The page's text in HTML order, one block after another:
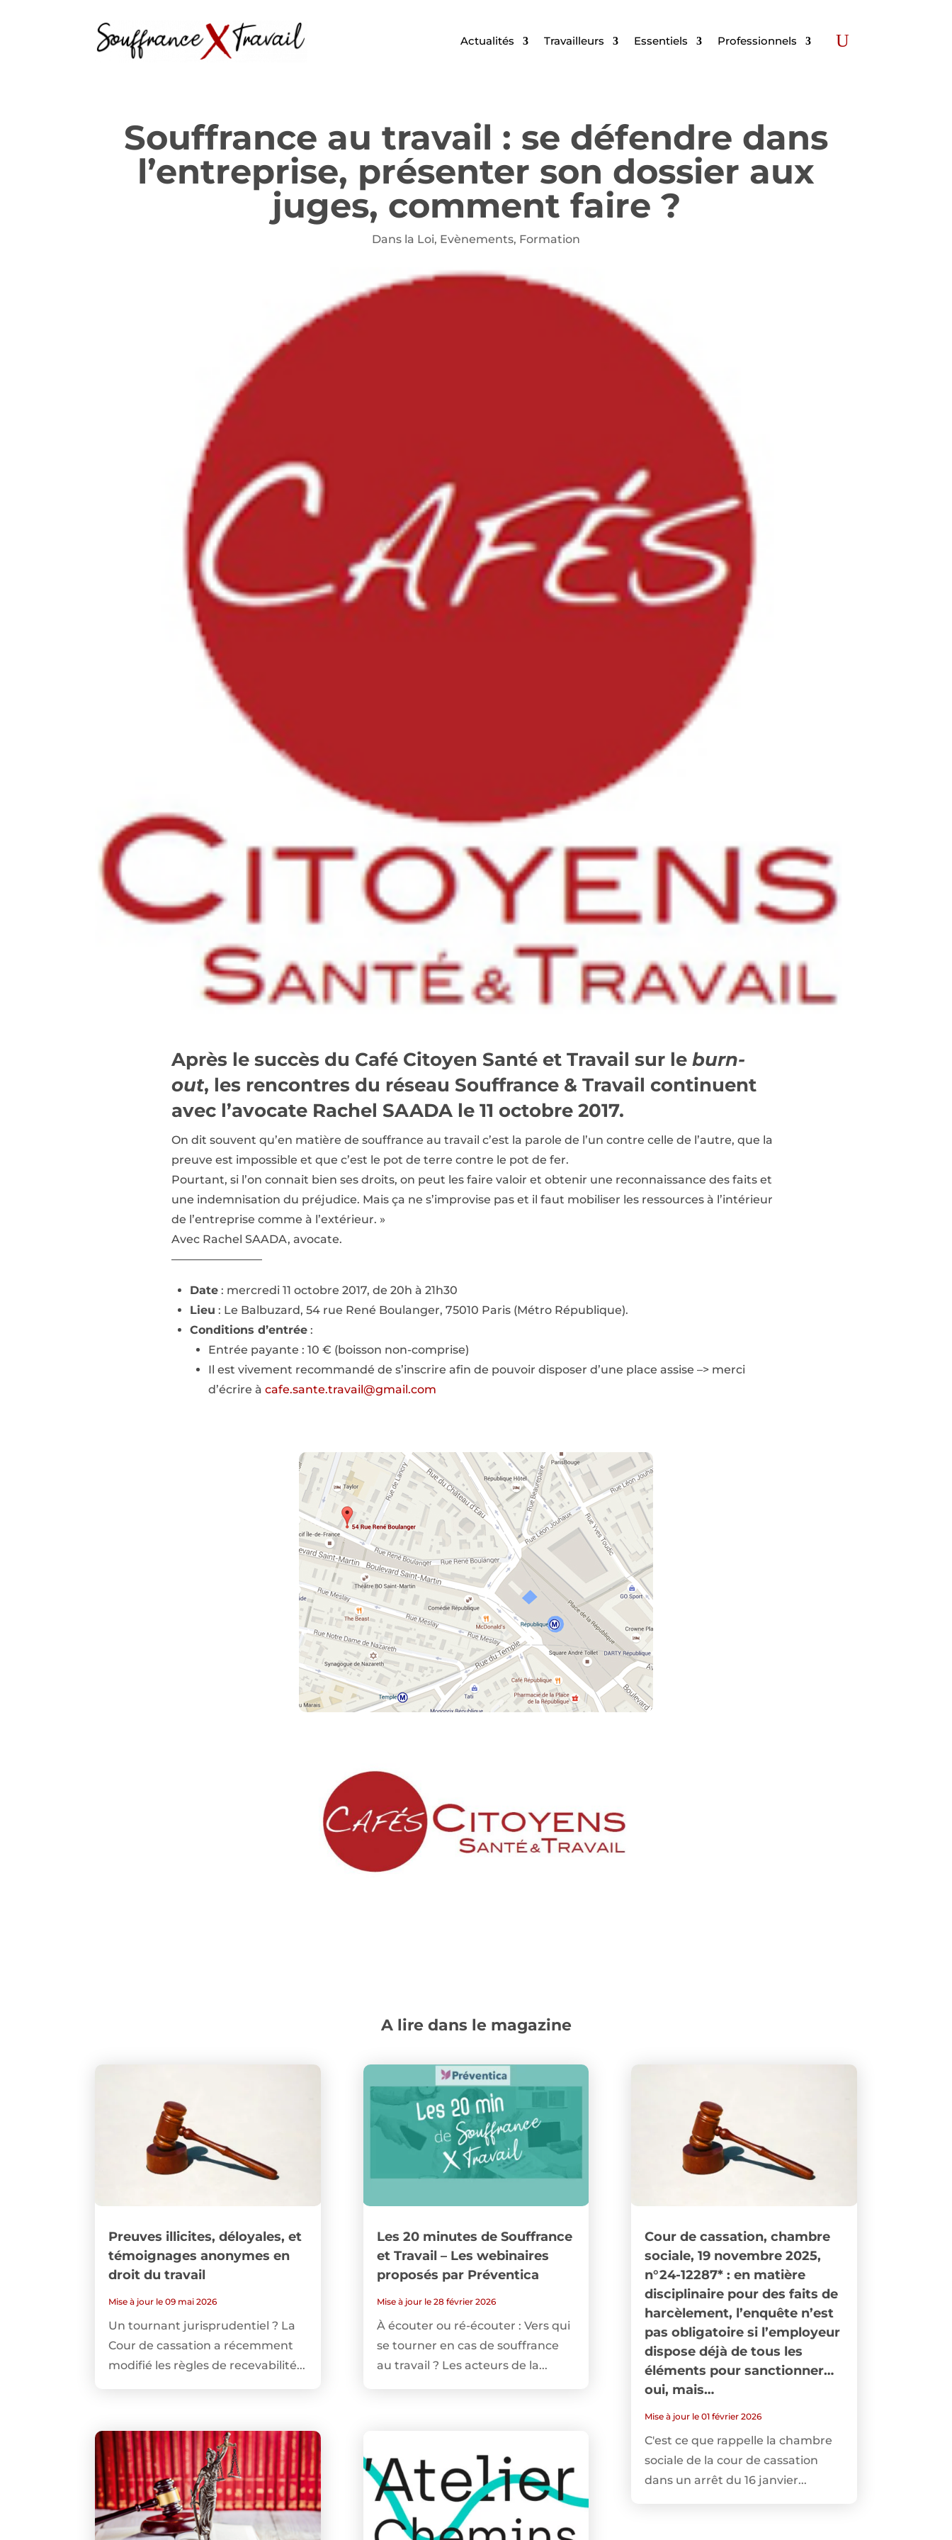
Actualités Travailleurs Essentiels Professionnels
Souffrance au travail : se défendre dans
l’entreprise, présenter son dossier aux
juges, comment faire ?
Dans la Loi, Evènements, Formation
Après le succès du Café Citoyen Santé et Travail sur le burn-
out, les rencontres du réseau Souffrance & Travail continuent
avec l’avocate Rachel SAADA le 11 octobre 2017.
On dit souvent qu’en matière de souffrance au travail c’est la parole de l’un contre celle de l’autre, que la
preuve est impossible et que c’est le pot de terre contre le pot de fer.
Pourtant, si l’on connait bien ses droits, on peut les faire valoir et obtenir une reconnaissance des faits et
une indemnisation du préjudice. Mais ça ne s’improvise pas et il faut mobiliser les ressources à l’intérieur
de l’entreprise comme à l’extérieur. »
Avec Rachel SAADA, avocate.
————————
Date: mercredi 11 octobre 2017, de 20h à 21h30
Lieu : Le Balbuzard, 54 rue René Boulanger, 75010 Paris (Métro République).
Conditions d’entrée:
Entrée payante : 10 € (boisson non-comprise)
Il est vivement recommandé de s’inscrire afin de pouvoir disposer d’une place assise –> merci
d’écrire à cafe.sante.travail@gmail.com
A lire dans le magazine
Preuves illicites, déloyales, et
témoignages anonymes en
droit du travail
Mise à jour le 09 mai 2026
Un tournant jurisprudentiel ? La
Cour de cassation a récemment
modifié les règles de recevabilité...
Les 20 minutes de Souffrance
et Travail – Les webinaires
proposés par Préventica
Mise à jour le 28 février 2026
À écouter ou ré-écouter : Vers qui
se tourner en cas de souffrance
au travail ? Les acteurs de la...
Cour de cassation, chambre
sociale, 19 novembre 2025,
n°24-12287* : en matière
disciplinaire pour des faits de
harcèlement, l’enquête n’est
pas obligatoire si l’employeur
dispose déjà de tous les
éléments pour sanctionner…
oui, mais…
Mise à jour le 01 février 2026
C'est ce que rappelle la chambre
sociale de la cour de cassation
dans un arrêt du 16 janvier...